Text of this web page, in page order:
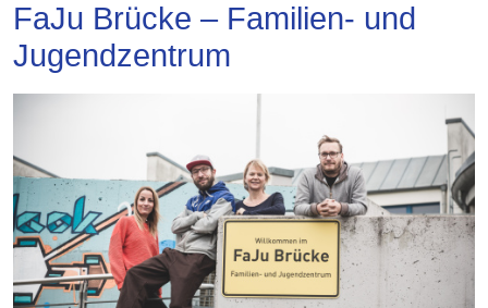
FaJu Brücke – Familien- und
Jugendzentrum